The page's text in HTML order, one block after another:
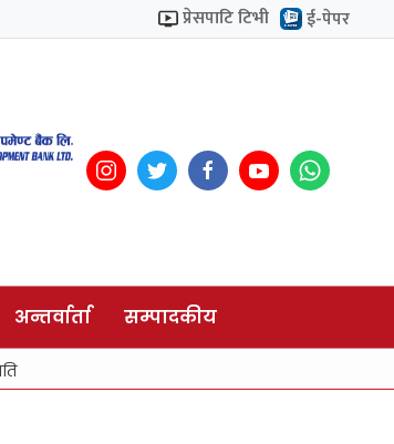
प्रेसपाटि टिभी ई-पेपर
अन्तर्वार्ता सम्पादकीय